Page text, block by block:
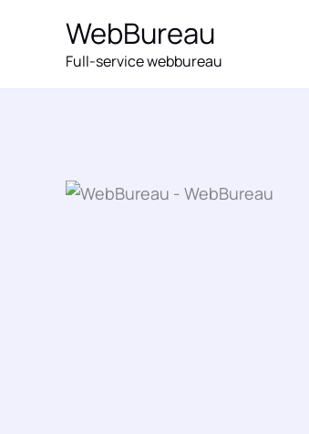
indholdet
WebBureau
Full-service webbureau